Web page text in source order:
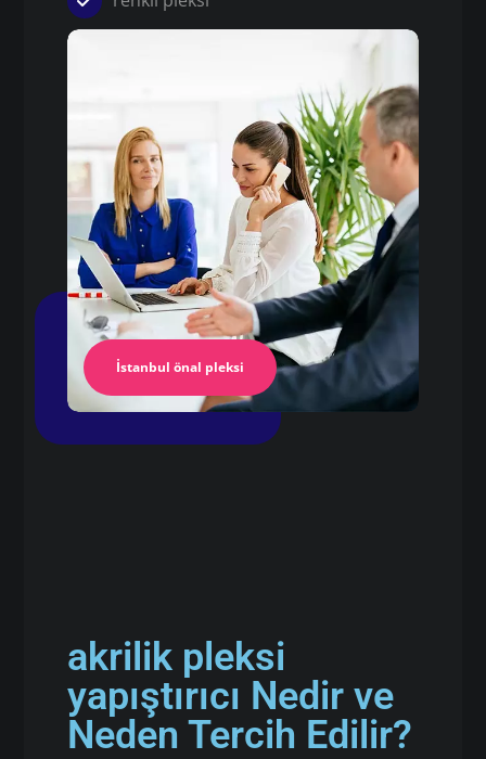
İstanbul önal pleksi
Pleksi Masa
İstanbul Pleksi
akrilik pleksi
yapıştırıcı Nedir ve
Neden Tercih Edilir?